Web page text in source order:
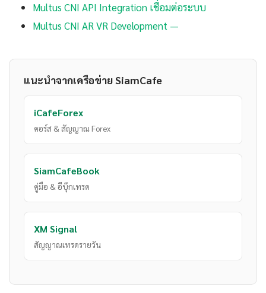
Multus CNI API Integration เชื่อมต่อระบบ
Multus CNI AR VR Development —
แนะนำจากเครือข่าย SiamCafe
iCafeForex
คอร์ส & สัญญาณ Forex
SiamCafeBook
คู่มือ & อีบุ๊กเทรด
XM Signal
สัญญาณเทรดรายวัน